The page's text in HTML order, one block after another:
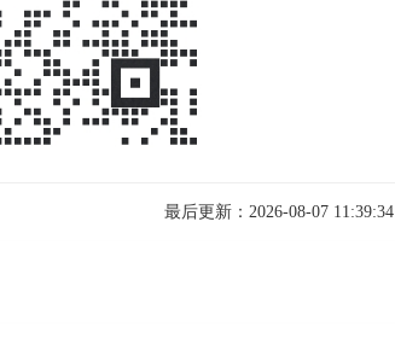
最后更新：2026-08-07 11:39:34